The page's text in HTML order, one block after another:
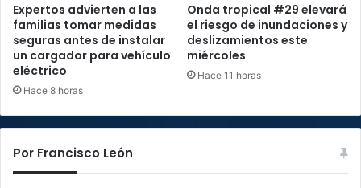
Expertos advierten a las
familias tomar medidas
seguras antes de instalar
un cargador para vehículo
eléctrico
Hace 8 horas
Onda tropical #29 elevará
el riesgo de inundaciones y
deslizamientos este
miércoles
Hace 11 horas
Por Francisco León